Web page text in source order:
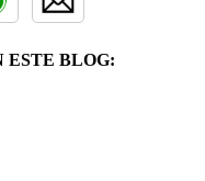
ESTE BLOG: